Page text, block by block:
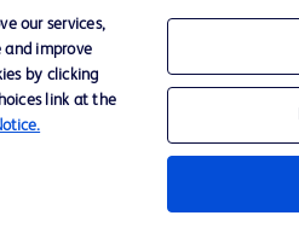
d’utilisation
our services,
and improve
by clicking
link at the